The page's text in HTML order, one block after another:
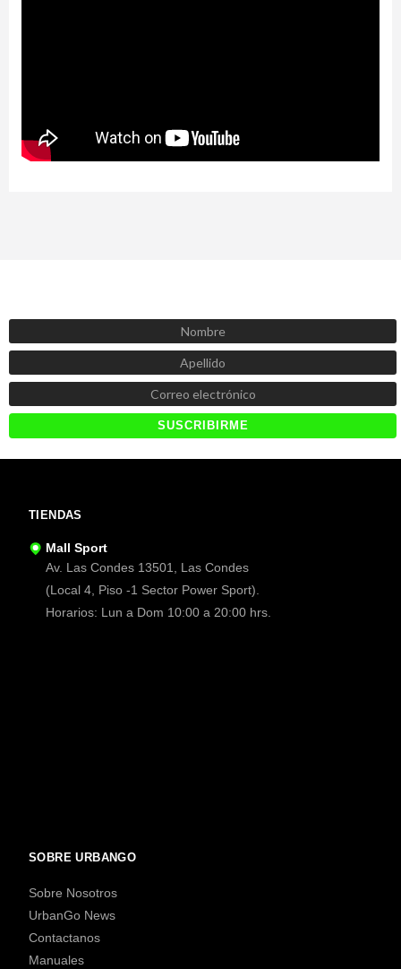
TIENDAS
Mall Sport
Av. Las Condes 13501, Las Condes
(Local 4, Piso -1 Sector Power Sport).
Horarios: Lun a Dom 10:00 a 20:00 hrs.
SOBRE URBANGO
Sobre Nosotros
UrbanGo News
Contactanos
Manuales